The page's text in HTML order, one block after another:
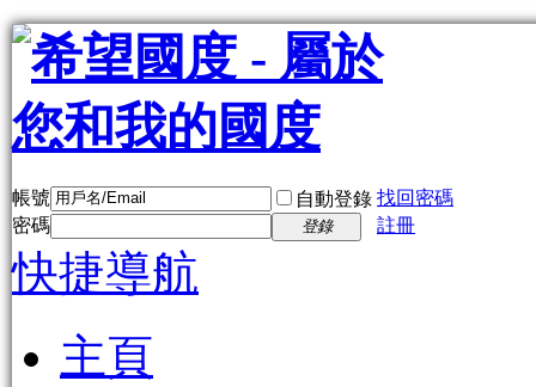
帳號 自動登錄 找回密碼
密碼
登錄 註冊
快捷導航
主頁